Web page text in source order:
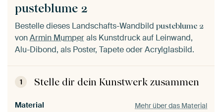
pusteblume 2
Bestelle dieses Landschafts-Wandbild pusteblume 2
vonArmin Mumperals Kunstdruck auf Leinwand,
Alu-Dibond, als Poster, Tapete oder Acrylglasbild.
1 Stelle dir dein Kunstwerk zusammen
Material Mehr über das Material